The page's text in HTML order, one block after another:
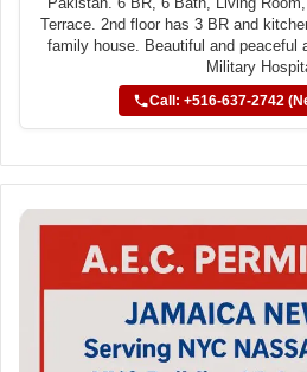
Terrace. 2nd floor has 3 BR and
family house. Beautiful and peaceful
Military
Call: +516-637-2742